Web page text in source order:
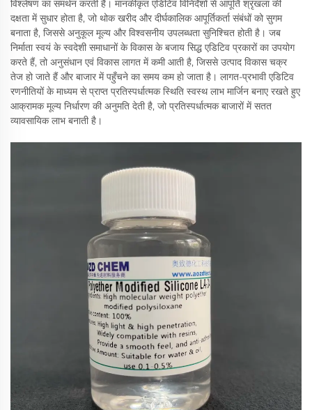
विश्लेषण का समर्थन करती हैं। मानकीकृत एडिटिव विनिर्देशों से आपूर्ति श्रृंखला की
दक्षता में सुधार होता है, जो थोक खरीद और दीर्घकालिक आपूर्तिकर्ता संबंधों को सुगम
बनाता है, जिससे अनुकूल मूल्य और विश्वसनीय उपलब्धता सुनिश्चित होती है। जब
निर्माता स्वयं के स्वदेशी समाधानों के विकास के बजाय सिद्ध एडिटिव प्रकारों का उपयोग
करते हैं, तो अनुसंधान एवं विकास लागत में कमी आती है, जिससे उत्पाद विकास चक्र
तेज हो जाते हैं और बाजार में पहुँचने का समय कम हो जाता है। लागत-प्रभावी एडिटिव
रणनीतियों के माध्यम से प्राप्त प्रतिस्पर्धात्मक स्थिति स्वस्थ लाभ मार्जिन बनाए रखते हुए
आक्रामक मूल्य निर्धारण की अनुमति देती है, जो प्रतिस्पर्धात्मक बाजारों में सतत
व्यावसायिक लाभ बनाती है।